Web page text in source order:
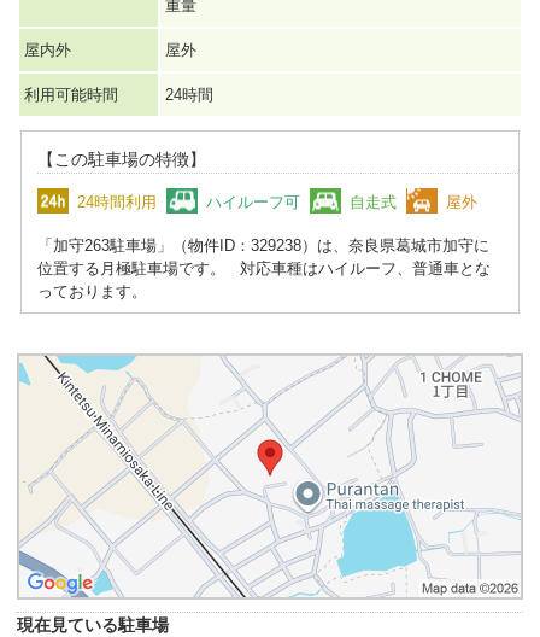
重量
屋内外 屋外
利用可能時間 24時間
【この駐車場の特徴】
24時間利用 ハイルーフ可 自走式 屋外
「加守263駐車場」（物件ID：329238）は、奈良県葛城市加守に
位置する月極駐車場です。 対応車種はハイルーフ、普通車とな
っております。
現在見ている駐車場